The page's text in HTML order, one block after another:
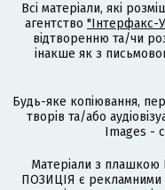
Всі матеріали, які
агентство "Інтерфакс-
відтворенню та/чи
інакше як з
Будь-яке копіювання,
творів та/або
Images -
Матеріали з
ПОЗИЦІЯ є рекламними